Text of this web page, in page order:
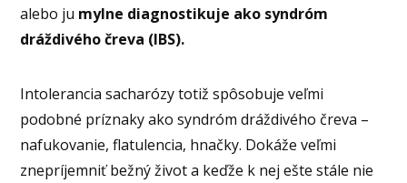
alebo ju mylne diagnostikuje ako syndróm
dráždivého čreva (IBS).
Intolerancia sacharózy totiž spôsobuje veľmi
podobné príznaky ako syndróm dráždivého čreva –
nafukovanie, flatulencia, hnačky. Dokáže veľmi
znepríjemniť bežný život a keďže k nej ešte stále nie